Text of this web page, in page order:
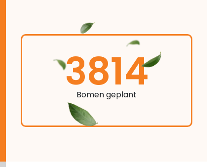
3814
Bomen geplant